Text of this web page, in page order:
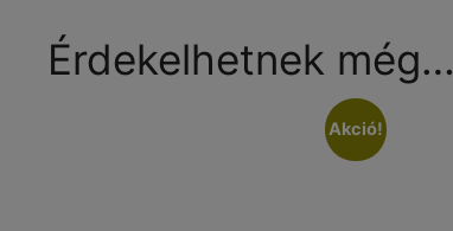
Érdekelhetnek még…
Akció!